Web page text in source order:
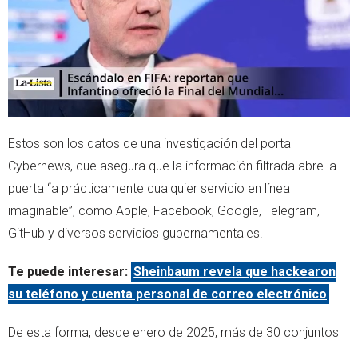
Estos son los datos de una investigación del portal
Cybernews, que asegura que la información filtrada abre la
puerta “a prácticamente cualquier servicio en línea
imaginable”, como Apple, Facebook, Google, Telegram,
GitHub y diversos servicios gubernamentales.
Te puede interesar: Sheinbaum revela que hackearon
su teléfono y cuenta personal de correo electrónico
De esta forma, desde enero de 2025, más de 30 conjuntos